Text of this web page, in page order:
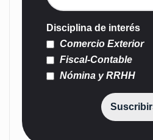
Disciplina de interés
Comercio Exterior
Fiscal-Contable
Nómina y RRHH